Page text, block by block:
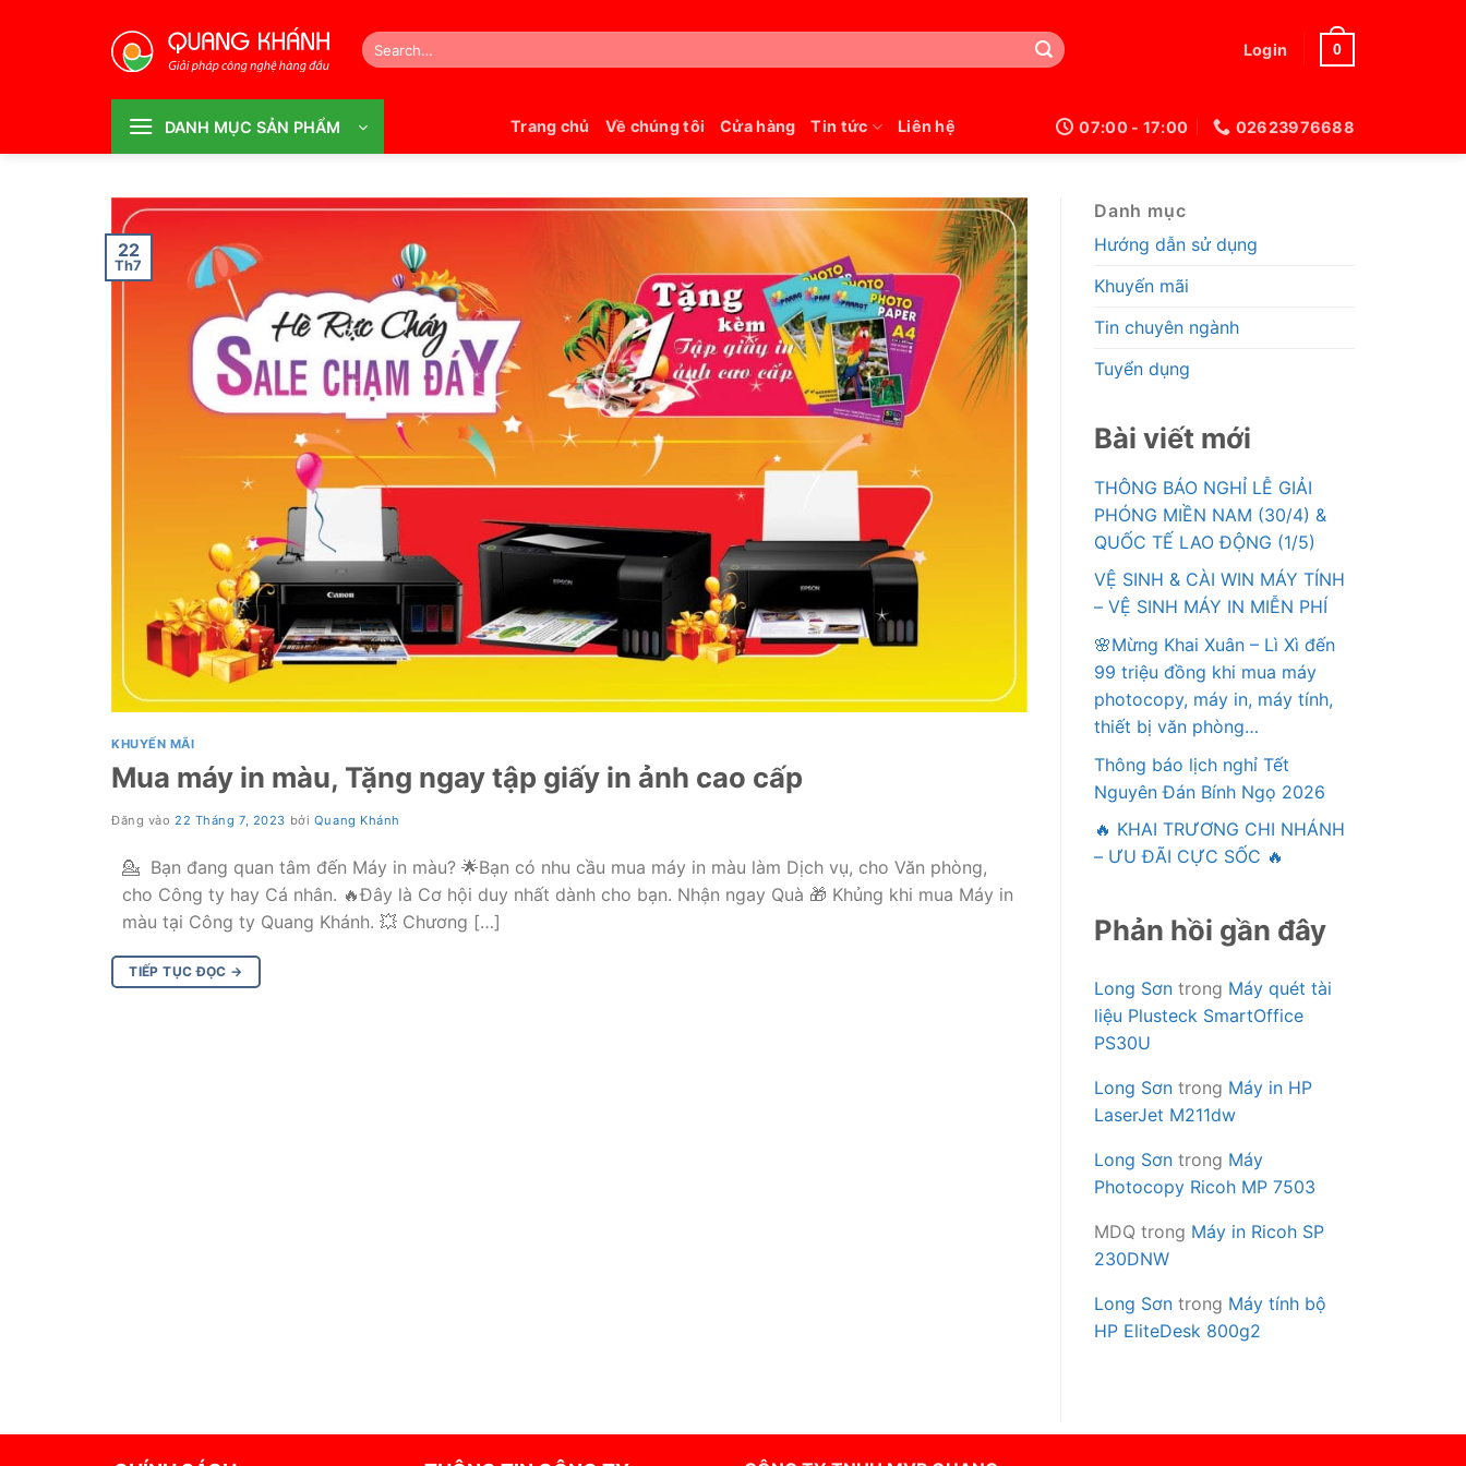
Search
for:
Login 0
DANH MỤC SẢN PHẨM Trang chủ Về chúng tôi Cửa hàng Tin tức Liên hệ 07:00 - 17:00 02623976688
22
Th7
KHUYẾN MÃI
Mua máy in màu, Tặng ngay tập giấy in ảnh cao cấp
Đăng vào22 Tháng 7, 2023 bởi Quang Khánh
💁 Bạn đang quan tâm đến Máy in màu? 🌟Bạn có nhu cầu mua máy in màu làm Dịch vụ, cho Văn phòng,
cho Công ty hay Cá nhân. 🔥Đây là Cơ hội duy nhất dành cho bạn. Nhận ngay Quà 🎁 Khủng khi mua Máy in
màu tại Công ty Quang Khánh. 💥 Chương […]
TIẾP TỤC ĐỌC →
Danh mục
Hướng dẫn sử dụng
Khuyến mãi
Tin chuyên ngành
Tuyển dụng
Bài viết mới
THÔNG BÁO NGHỈ LỄ GIẢI
PHÓNG MIỀN NAM (30/4) &
QUỐC TẾ LAO ĐỘNG (1/5)
VỆ SINH & CÀI WIN MÁY TÍNH
– VỆ SINH MÁY IN MIỄN PHÍ
🌸Mừng Khai Xuân – Lì Xì đến
99 triệu đồng khi mua máy
photocopy, máy in, máy tính,
thiết bị văn phòng…
Thông báo lịch nghỉ Tết
Nguyên Đán Bính Ngọ 2026
🔥 KHAI TRƯƠNG CHI NHÁNH
– ƯU ĐÃI CỰC SỐC 🔥
Phản hồi gần đây
Long Sơn trong Máy quét tài
liệu Plusteck SmartOffice
PS30U
Long Sơn trong Máy in HP
LaserJet M211dw
Long Sơn trong Máy
Photocopy Ricoh MP 7503
MDQ trong Máy in Ricoh SP
230DNW
Long Sơn trong Máy tính bộ
HP EliteDesk 800g2